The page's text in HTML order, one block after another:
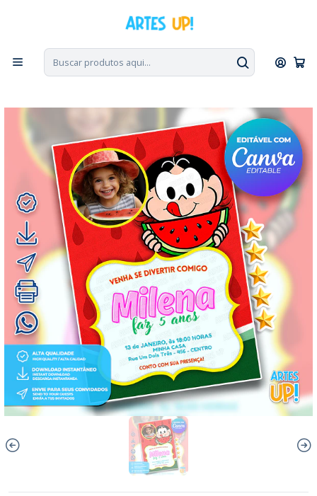
Escolha seu idioma. Change the language. Cambia el
Início Convites Digitais Aniversário Convites com Foto
Convite Aniversário Magali Melancia com foto